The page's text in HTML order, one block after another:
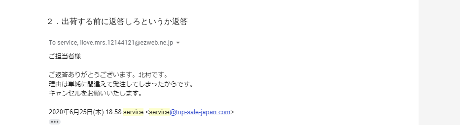
２．出荷する前に返答しろというか返答